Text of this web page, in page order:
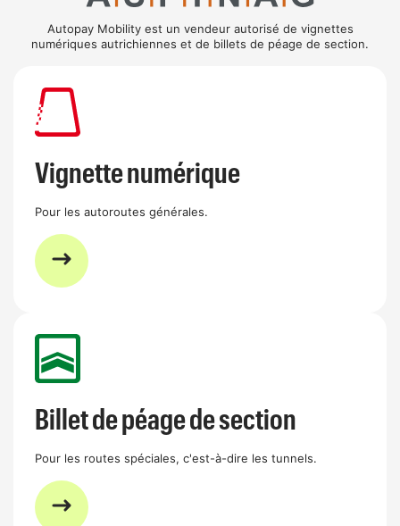
Autopay Mobility est un vendeur autorisé de vignettes
numériques autrichiennes et de billets de péage de section.
Vignette numérique
Pour les autoroutes générales.
Billet de péage de section
Pour les routes spéciales, c'est-à-dire les tunnels.